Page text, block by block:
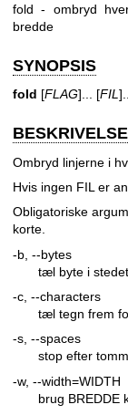
fold - ombryd
bredde
SYNOPSIS
fold [FLAG]... [FIL ]...
BESKRIVELSE
Ombryd linjerne i
Hvis ingen FIL er
Obligatoriske
korte.
-b, --bytes
tæl byte i
-c, --characters
tæl tegn frem
-s, --spaces
stop efter
-w, --width=WIDTH
brug BREDDE